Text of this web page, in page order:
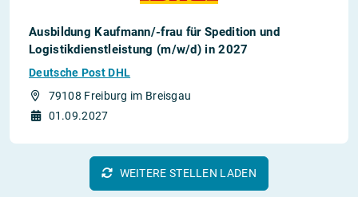
Ausbildung Kaufmann/-frau für Spedition und
Logistikdienstleistung (m/w/d) in 2027
Deutsche Post DHL
79108 Freiburg im Breisgau
01.09.2027
WEITERE STELLEN LADEN